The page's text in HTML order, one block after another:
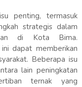
penting, termasuk
strategis dalam
di Kota Bima.
dapat memberikan
Beberapa isu
lain peningkatan
ternak yang